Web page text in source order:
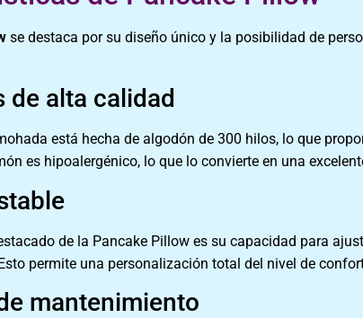
se destaca por su diseño único y la posibilidad de
de alta calidad
está hecha de algodón de 300 hilos, lo que
es hipoalergénico, lo que lo convierte en una
de la Pancake Pillow es su capacidad para
permite una personalización total del nivel de
mantenimiento